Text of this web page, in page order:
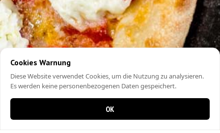
Cookies Warnung
Diese Website verwendet Cookies, um die Nutzung zu analysieren.
Es werden keine personenbezogenen Daten gespeichert.
OK